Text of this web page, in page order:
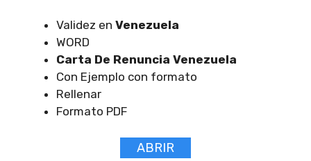
Validez en Venezuela
WORD
Carta De Renuncia Venezuela
Con Ejemplo con formato
Rellenar
Formato PDF
ABRIR